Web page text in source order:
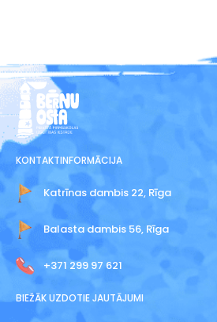
KONTAKTINFORMĀCIJA
Katrīnas dambis 22, Rīga
Balasta dambis 56, Rīga
+371 299 97 621
BIEŽĀK UZDOTIE JAUTĀJUMI